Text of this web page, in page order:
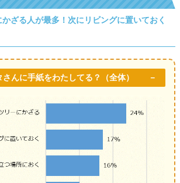
ざる人が最多！次にリビングに置いておく
んに手紙をわたしてる？（全体）